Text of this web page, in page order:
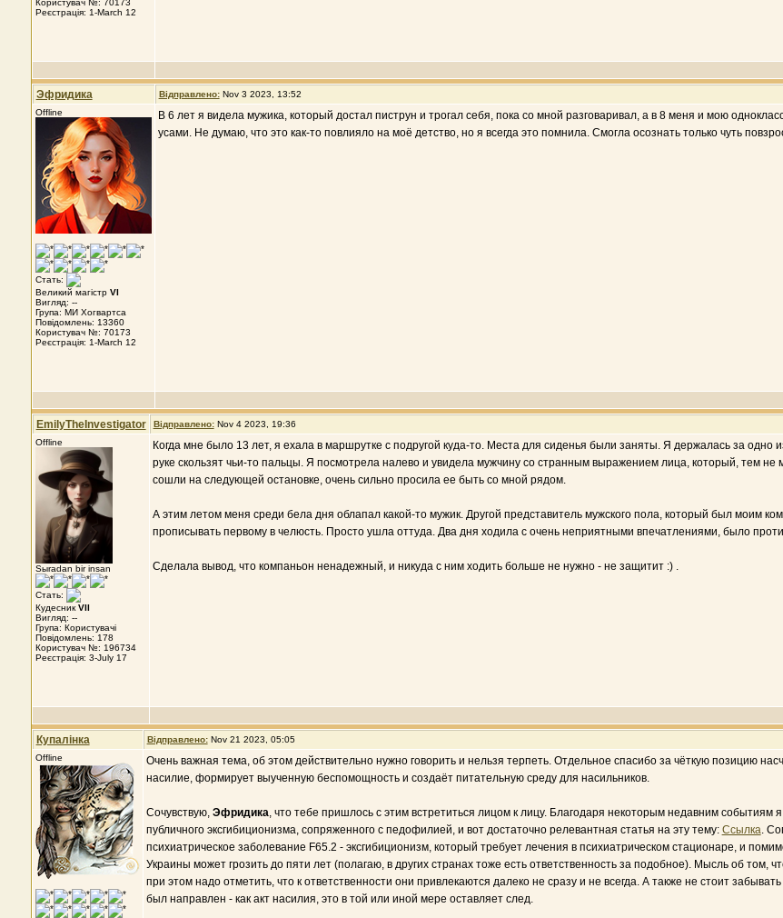
Користувач №: 70173
Реєстрація: 1-March 12
Эфридика Відправлено: Nov 3 2023, 13:52
Offline
Стать:
Великий магістр VI
Вигляд: --
Група: МИ Хогвартса
Повідомлень: 13360
Користувач №: 70173
Реєстрація: 1-March 12
В 6 лет я видела мужика, который достал пиструн и трогал себя, пока со мной разговаривал, а в 8 меня и мою
усами. Не думаю, что это как-то повлияло на моё детство, но я всегда это помнила. Смогла осознать только чуть
EmilyTheInvestigator Відправлено: Nov 4 2023, 19:36
Offline
Sыradan bir insan
Стать:
Кудесник VII
Вигляд: --
Група: Користувачі
Повідомлень: 178
Користувач №: 196734
Реєстрація: 3-July 17
Когда мне было 13 лет, я ехала в маршрутке с подругой куда-то. Места для сиденья были заняты. Я держалась за одно
руке скользят чьи-то пальцы. Я посмотрела налево и увидела мужчину со странным выражением лица, который, тем не
сошли на следующей остановке, очень сильно просила ее быть со мной рядом.
А этим летом меня среди бела дня облапал какой-то мужик. Другой представитель мужского пола, который был моим
прописывать первому в челюсть. Просто ушла оттуда. Два дня ходила с очень неприятными впечатлениями, было
Сделала вывод, что компаньон ненадежный, и никуда с ним ходить больше не нужно - не защитит :) .
Купалінка Відправлено: Nov 21 2023, 05:05
Offline
Очень важная тема, об этом действительно нужно говорить и нельзя терпеть. Отдельное спасибо за чёткую позицию
насилие, формирует выученную беспомощность и создаёт питательную среду для насильников.
Сочувствую, Эфридика, что тебе пришлось с этим встретиться лицом к лицу. Благодаря некоторым недавним событиям
публичного эксгибиционизма, сопряженного с педофилией, и вот достаточно релевантная статья на эту тему: Ссылка.
психиатрическое заболевание F65.2 - эксгибиционизм, который требует лечения в психиатрическом стационаре, и
Украины может грозить до пяти лет (полагаю, в других странах тоже есть ответственность за подобное). Мысль об том,
при этом надо отметить, что к ответственности они привлекаются далеко не сразу и не всегда. А также не стоит
был направлен - как акт насилия, это в той или иной мере оставляет след.